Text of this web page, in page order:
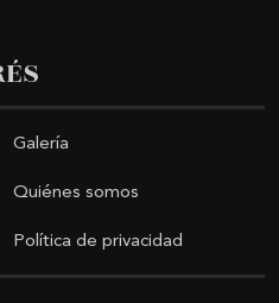
Galería
Quiénes somos
Política de privacidad